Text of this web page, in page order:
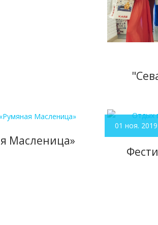
Масленица»
01 ноя. 2019